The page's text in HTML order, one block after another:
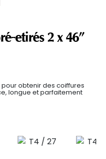
etirés 2 x 46"
obtenir des coiffures
longue et parfaitement